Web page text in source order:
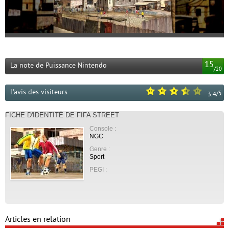
15/20
La note de Puissance Nintendo
3.4/5
L'avis des visiteurs
FICHE D'IDENTITÉ DE FIFA STREET
Console :
NGC
Genre :
Sport
PEGI :
Articles en relation